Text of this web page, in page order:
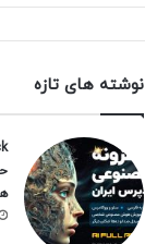
نوشته های تازه